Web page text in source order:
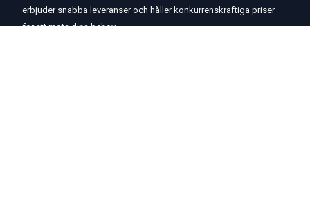
erbjuder snabba leveranser och håller konkurrenskraftiga priser
för att möta dina behov.